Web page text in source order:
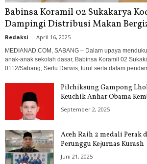
Babinsa Koramil 02 Sukakarya
Dampingi Distribusi Makan
Redaksi - April 16, 2025
MEDIANAD.COM, SABANG – Dalam upaya
anak-anak sekolah dasar, Babinsa Koramil 02
0112/Sabang, Sertu Darwis, turut serta dalam
Pilchiksung Gampong
Keuchik Anhar Obama
September 2, 2025
Aceh Raih 2 medali Perak
Perunggu Kejurnas Kurash
Juni 21, 2025